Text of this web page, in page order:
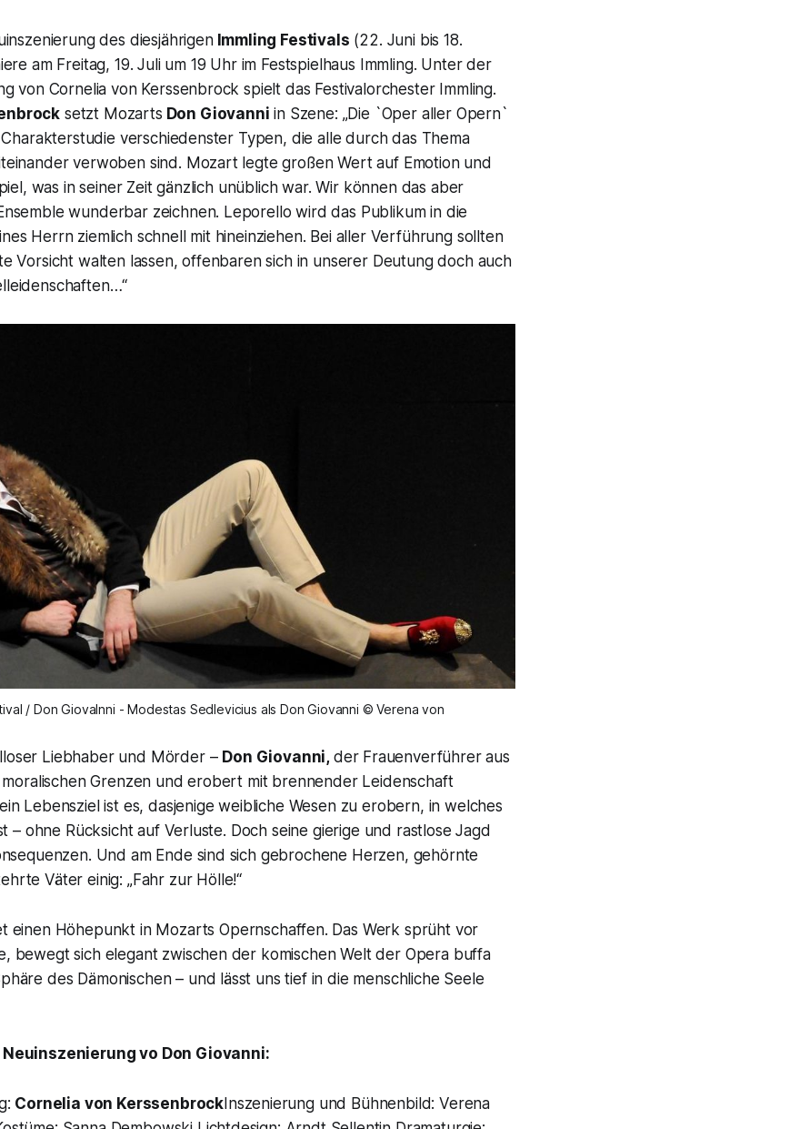
des diesjährigenImmling Festivals (22. Juni bis 18.
am Freitag, 19. Juli um 19 Uhr im Festspielhaus Immling. Unter der
von Cornelia von Kerssenbrock spielt das Festivalorchester Immling.
setzt Mozarts Don Giovanni in Szene: „Die `Oper aller Opern`
verschiedenster Typen, die alle durch das Thema
verwoben sind. Mozart legte großen Wert auf Emotion und
was in seiner Zeit gänzlich unüblich war. Wir können das aber
wunderbar zeichnen. Leporello wird das Publikum in die
Herrn ziemlich schnell mit hineinziehen. Bei aller Verführung sollten
Vorsicht walten lassen, offenbaren sich in unserer Deutung doch auch
“
/ Don Giovalnni - Modestas Sedlevicius als Don Giovanni © Verena von
Liebhaber und Mörder – Don Giovanni, der Frauenverführer aus
Grenzen und erobert mit brennender Leidenschaft
Lebensziel ist es, dasjenige weibliche Wesen zu erobern, in welches
– ohne Rücksicht auf Verluste. Doch seine gierige und rastlose Jagd
Und am Ende sind sich gebrochene Herzen, gehörnte
Väter einig: „Fahr zur Hölle!“
einen Höhepunkt in Mozarts Opernschaffen. Das Werk sprüht vor
bewegt sich elegant zwischen der komischen Welt der Opera buffa
des Dämonischen – und lässt uns tief in die menschliche Seele
vo Don Giovanni:
Cornelia von KerssenbrockInszenierung und Bühnenbild: Verena